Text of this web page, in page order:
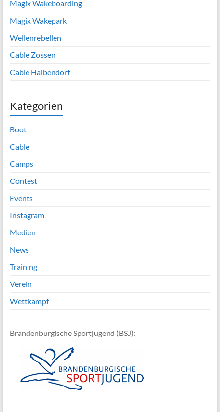
Magix Wakeboarding
Magix Wakepark
Wellenrebellen
Cable Zossen
Cable Halbendorf
Kategorien
Boot
Cable
Camps
Contest
Events
Instagram
Medien
News
Training
Verein
Wettkampf
Brandenburgische Sportjugend (BSJ):